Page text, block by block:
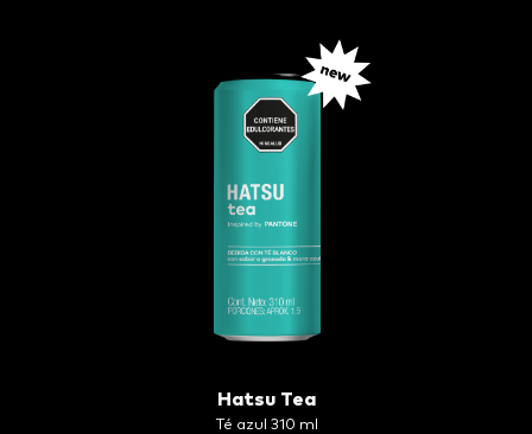
Hatsu Tea
Té azul 310 ml